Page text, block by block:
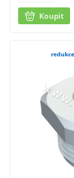
Koupit